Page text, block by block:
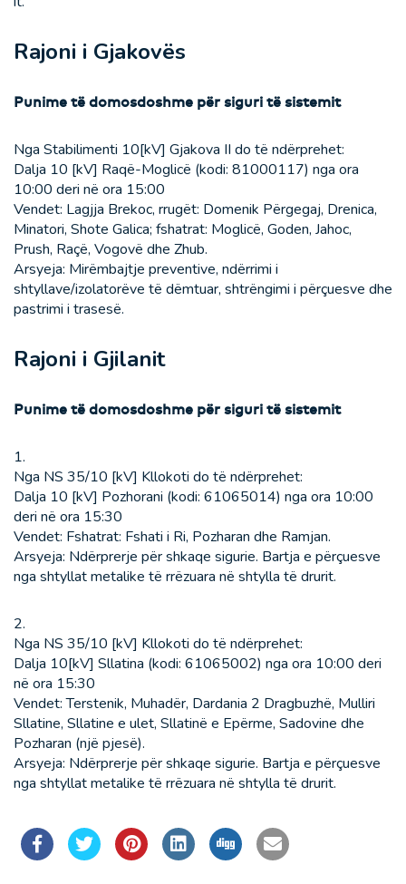
Rajoni i Gjakovës
Punime të domosdoshme për siguri të sistemit
Nga Stabilimenti 10[kV] Gjakova II do të ndërprehet:
Dalja 10 [kV] Raqë-Moglicë (kodi: 81000117) nga ora
10:00 deri në ora 15:00
Vendet: Lagjja Brekoc, rrugët: Domenik Përgegaj, Drenica,
Minatori, Shote Galica; fshatrat: Moglicë, Goden, Jahoc,
Prush, Raçë, Vogovë dhe Zhub.
Arsyeja: Mirëmbajtje preventive, ndërrimi i
shtyllave/izolatorëve të dëmtuar, shtrëngimi i përçuesve dhe
pastrimi i trasesë.
Rajoni i Gjilanit
Punime të domosdoshme për siguri të sistemit
1.
Nga NS 35/10 [kV] Kllokoti do të ndërprehet:
Dalja 10 [kV] Pozhorani (kodi: 61065014) nga ora 10:00
deri në ora 15:30
Vendet: Fshatrat: Fshati i Ri, Pozharan dhe Ramjan.
Arsyeja: Ndërprerje për shkaqe sigurie. Bartja e përçuesve
nga shtyllat metalike të rrëzuara në shtylla të drurit.
2.
Nga NS 35/10 [kV] Kllokoti do të ndërprehet:
Dalja 10[kV] Sllatina (kodi: 61065002) nga ora 10:00 deri
në ora 15:30
Vendet: Terstenik, Muhadër, Dardania 2 Dragbuzhë, Mulliri
Sllatine, Sllatine e ulet, Sllatinë e Epërme, Sadovine dhe
Pozharan (një pjesë).
Arsyeja: Ndërprerje për shkaqe sigurie. Bartja e përçuesve
nga shtyllat metalike të rrëzuara në shtylla të drurit.